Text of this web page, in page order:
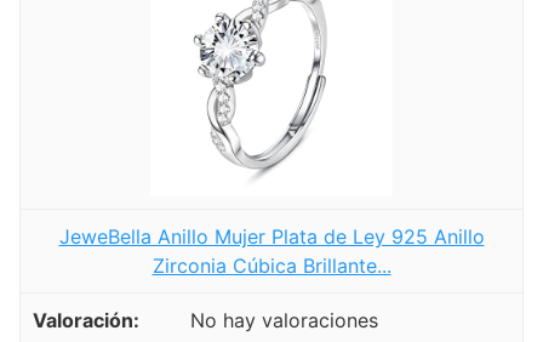
JeweBella Anillo Mujer Plata de Ley 925 Anillo
Zirconia Cúbica Brillante...
No hay valoraciones